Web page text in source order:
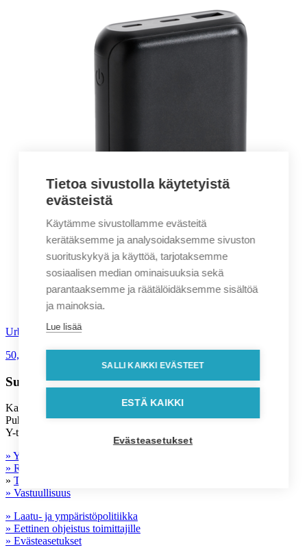
Urban Vitamin Alameda varavirtalähde
50,90
Suomen Kolibri Oy
Kalevantie 7, 33100 Tampere kolibri(a)suomenkolibri.fi
Puh. (03) 345 45 000
Y-tunnus: 0833183-2
» Yhteystiedot
» Rekisteriseloste
» Toimitusehdot
» Vastuullisuus
» Laatu- ja ympäristöpolitiikka
» Eettinen ohjeistus toimittajille
» Evästeasetukset
Tietoa sivustolla käytetyistä
evästeistä
Käytämme sivustollamme evästeitä
kerätäksemme ja analysoidaksemme sivuston
suorituskykyä ja käyttöä, tarjotaksemme
sosiaalisen median ominaisuuksia sekä
parantaaksemme ja räätälöidäksemme sisältöä
ja mainoksia.
Lue lisää
SALLI KAIKKI EVÄSTEET
ESTÄ KAIKKI
Evästeasetukset